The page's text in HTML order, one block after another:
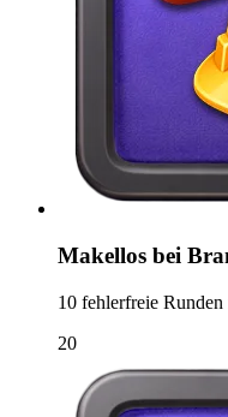
Makellos bei
10 fehlerfreie
20